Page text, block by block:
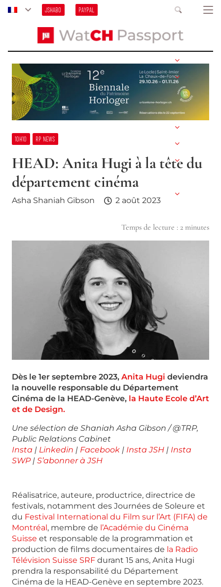
JSHABO PAYPAL
10H10 RP NEWS
HEAD: Anita Hugi à la tête du
département cinéma
Asha Shaniah Gibson 2 août 2023
Temps de lecture : 2 minutes
Dès le 1er septembre 2023, Anita Hugi deviendra
la nouvelle responsable du Département
Cinéma de la HEAD-Genève, la Haute Ecole d’Art
et de Design.
Une sélection de Shaniah Asha Gibson / @TRP,
Public Relations Cabinet
Insta | Linkedin | Facebook | Insta JSH | Insta
SWP| S’abonner à JSH
Réalisatrice, auteure, productrice, directrice de
festivals, notamment des Journées de Soleure et
du Festival International du Film sur l’Art (FIFA) de
Montréal, membre de l’Académie du Cinéma
Suisse et responsable de la programmation et
production de films documentaires de la Radio
Télévision Suisse SRF durant 15 ans, Anita Hugi
prendra la responsabilité du Département
Cinéma de la HEAD-Genève en septembre 2023.